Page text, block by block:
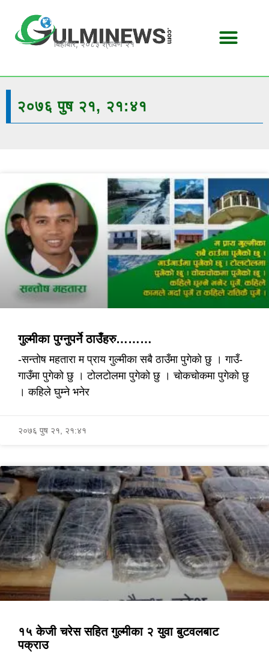
content
बिहीबार, २०८३ श्रावण २१
२०७६ पुष २१, २१:४१
गुल्मीका पुग्नुपर्ने ठाउँहरु………
-सन्तोष महतारा म प्राय गुल्मीका सबै ठाउँमा पुगेको छु । गाउँ-
गाउँमा पुगेको छु । टोलटोलमा पुगेको छु । चोकचोकमा पुगेको छु
। कहिले घुम्ने भनेर
२०७६ पुष २१, २१:४१
१५ केजी चरेस सहित गुल्मीका २ युवा बुटवलबाट
पक्राउ